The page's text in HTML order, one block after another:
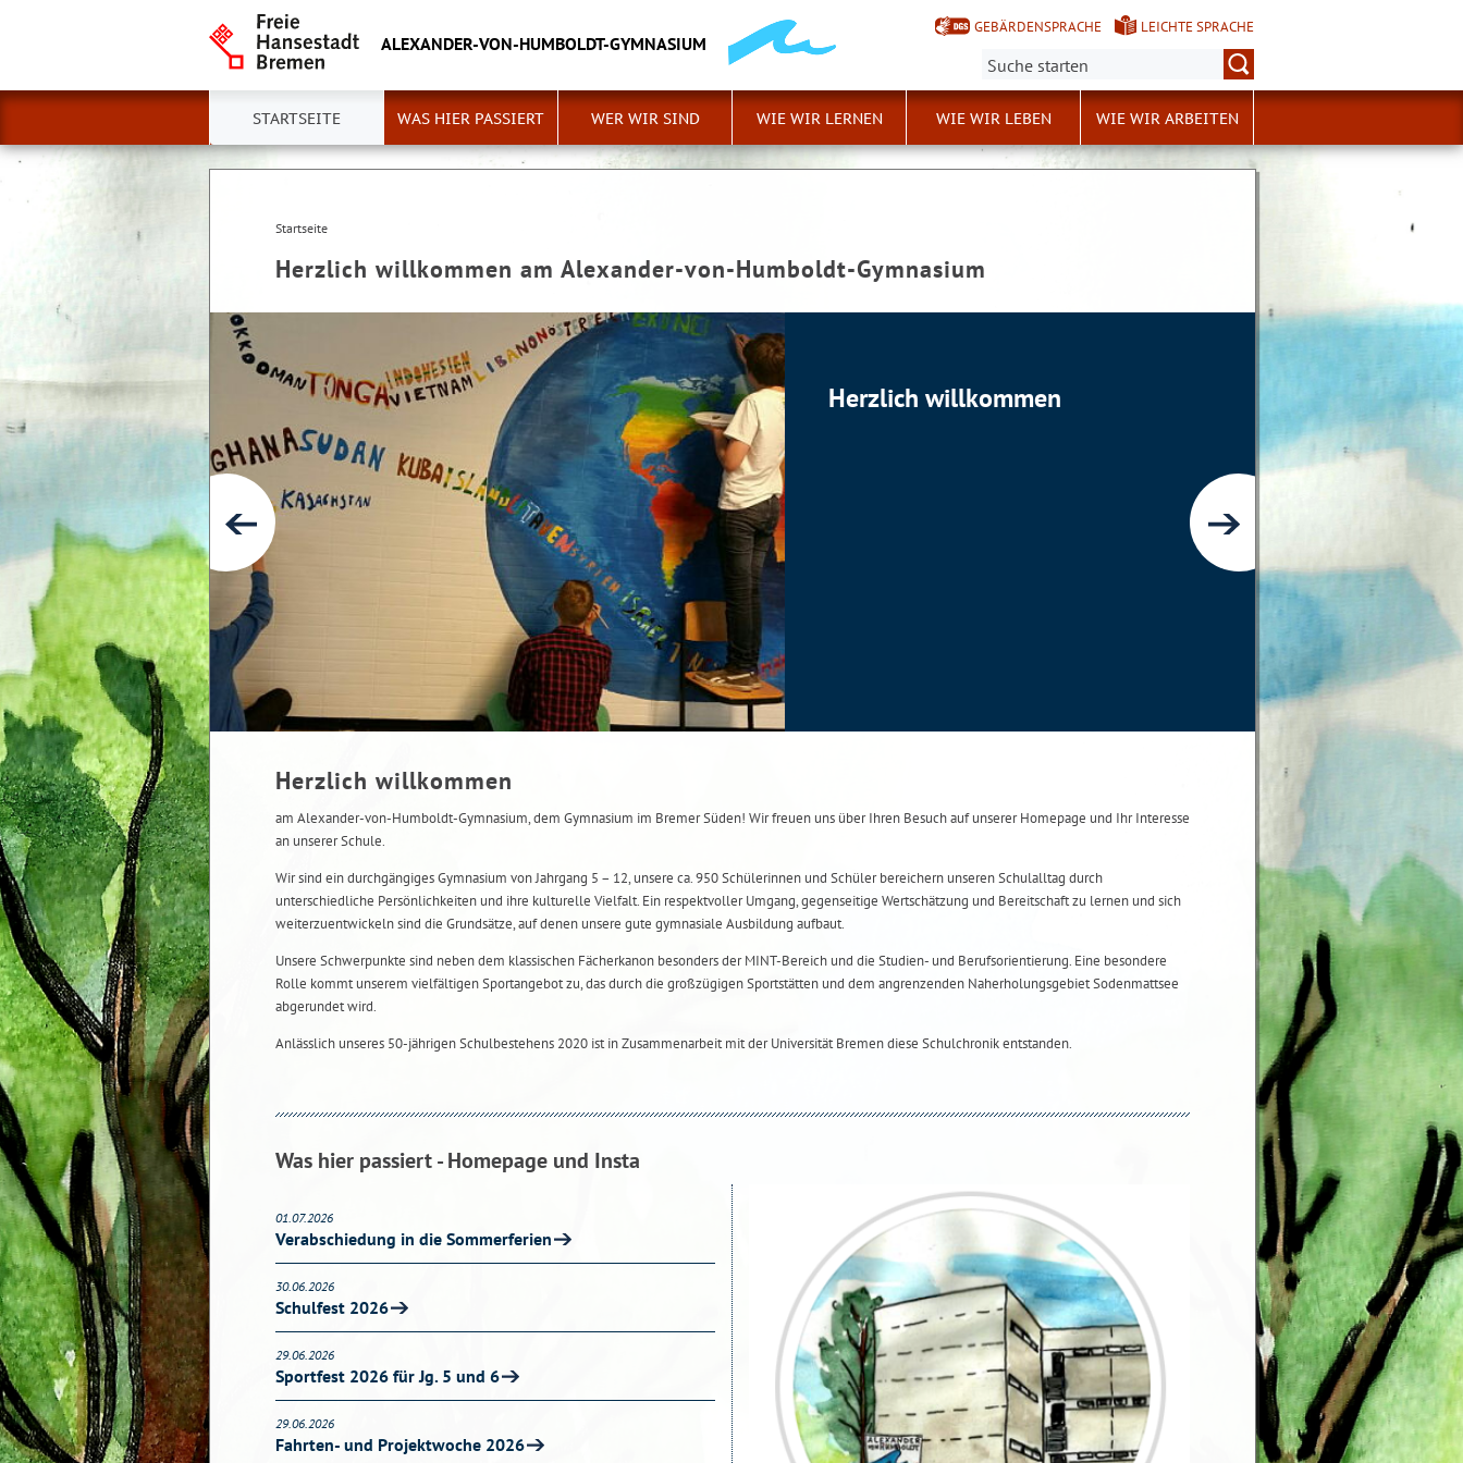
ALEXANDER-VON-HUMBOLDT-GYMNASIUM
GEBÄRDENSPRACHE
LEICHTE SPRACHE
Suche:
STARTSEITE WAS HIER PASSIERT WER WIR SIND WIE WIR LERNEN WIE WIR LEBEN WIE WIR ARBEITEN
Startseite
Herzlich willkommen am Alexander-von-Humboldt-Gymnasium
Herzlich willkommen
Herzlich willkommen
am Alexander-von-Humboldt-Gymnasium, dem Gymnasium im Bremer Süden! Wir freuen uns über Ihren Besuch auf unserer Homepage und Ihr Interesse
an unserer Schule.
Wir sind ein durchgängiges Gymnasium von Jahrgang 5 – 12, unsere ca. 950 Schülerinnen und Schüler bereichern unseren Schulalltag durch
unterschiedliche Persönlichkeiten und ihre kulturelle Vielfalt. Ein respektvoller Umgang, gegenseitige Wertschätzung und Bereitschaft zu lernen und sich
weiterzuentwickeln sind die Grundsätze, auf denen unsere gute gymnasiale Ausbildung aufbaut.
Unsere Schwerpunkte sind neben dem klassischen Fächerkanon besonders der MINT-Bereich und die Studien- und Berufsorientierung. Eine besondere
Rolle kommt unserem vielfältigen Sportangebot zu, das durch die großzügigen Sportstätten und dem angrenzenden Naherholungsgebiet Sodenmattsee
abgerundet wird.
Anlässlich unseres 50-jährigen Schulbestehens 2020 ist in Zusammenarbeit mit der Universität Bremen diese Schulchronik entstanden.
Was hier passiert - Homepage und Insta
01.07.2026
Verabschiedung in die Sommerferien
30.06.2026
Schulfest 2026
29.06.2026
Sportfest 2026 für Jg. 5 und 6
29.06.2026
Fahrten- und Projektwoche 2026